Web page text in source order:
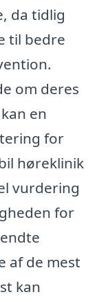
da tidlig
til bedre
om deres
en
for
høreklinik
vurdering
for
af de mest
kan